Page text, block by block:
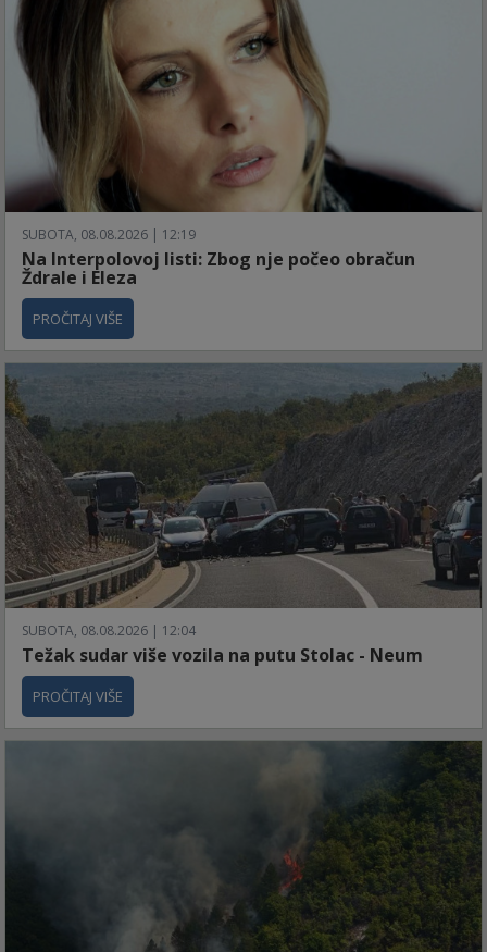
SUBOTA, 08.08.2026 | 12:19
Na Interpolovoj listi: Zbog nje počeo obračun
Ždrale i Eleza
PROČITAJ VIŠE
SUBOTA, 08.08.2026 | 12:04
Težak sudar više vozila na putu Stolac - Neum
PROČITAJ VIŠE